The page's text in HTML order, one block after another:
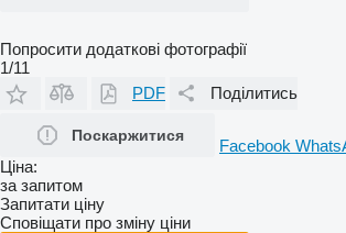
Попросити додаткові фотографії
1/11
PDF
Поділитись
Поскаржитися
Facebook
Ціна:
за запитом
Запитати ціну
Сповіщати про зміну ціни